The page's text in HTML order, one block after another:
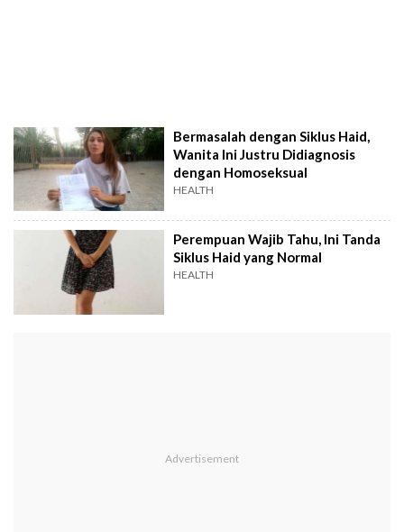
Bermasalah dengan Siklus Haid,
Wanita Ini Justru Didiagnosis
dengan Homoseksual
HEALTH
Perempuan Wajib Tahu, Ini Tanda
Siklus Haid yang Normal
HEALTH